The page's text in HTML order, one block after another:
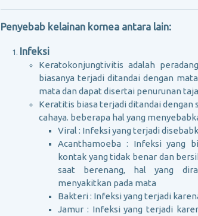
Penyebab kelainan kornea antara lain:
Infeksi
Keratokonjungtivitis adalah
biasanya terjadi ditandai dengan
mata dan dapat disertai penurunan
Keratitis biasa terjadi ditandai
cahaya. beberapa hal yang
Viral : Infeksi yang terjadi
Acanthamoeba : Infeksi yang
kontak yang tidak benar dan
saat berenang, hal yang
menyakitkan pada mata
Bakteri : Infeksi yang terjadi
Jamur : Infeksi yang terjadi